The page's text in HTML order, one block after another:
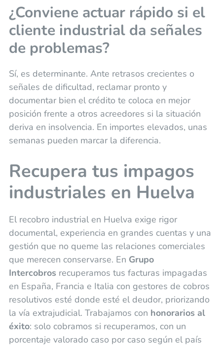
¿Conviene actuar rápido si el
cliente industrial da señales
de problemas?
Sí, es determinante. Ante retrasos crecientes o
señales de dificultad, reclamar pronto y
documentar bien el crédito te coloca en mejor
posición frente a otros acreedores si la situación
deriva en insolvencia. En importes elevados, unas
semanas pueden marcar la diferencia.
Recupera tus impagos
industriales en Huelva
El recobro industrial en Huelva exige rigor
documental, experiencia en grandes cuentas y una
gestión que no queme las relaciones comerciales
que merecen conservarse. En Grupo
Intercobros recuperamos tus facturas impagadas
en España, Francia e Italia con gestores de cobros
resolutivos esté donde esté el deudor, priorizando
la vía extrajudicial. Trabajamos con honorarios al
éxito: solo cobramos si recuperamos, con un
porcentaje valorado caso por caso según el país